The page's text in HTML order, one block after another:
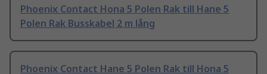
Phoenix Contact Hona 5 Polen Rak till Hane 5
Polen Rak Busskabel 2 m lång
Phoenix Contact Hane 5 Polen Rak till Hona 5